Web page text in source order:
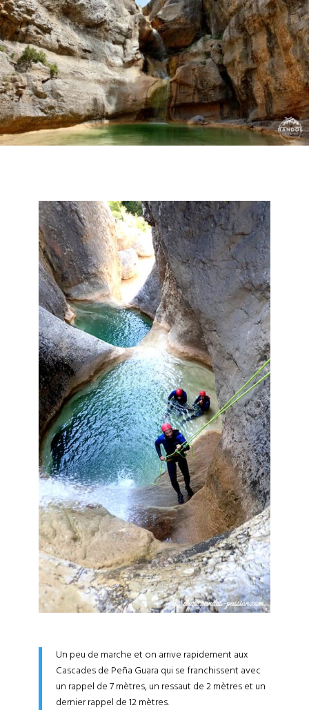
Un peu de marche et on arrive rapidement aux
Cascades de Peña Guara qui se franchissent avec
un rappel de 7 mètres, un ressaut de 2 mètres et un
dernier rappel de 12 mètres.